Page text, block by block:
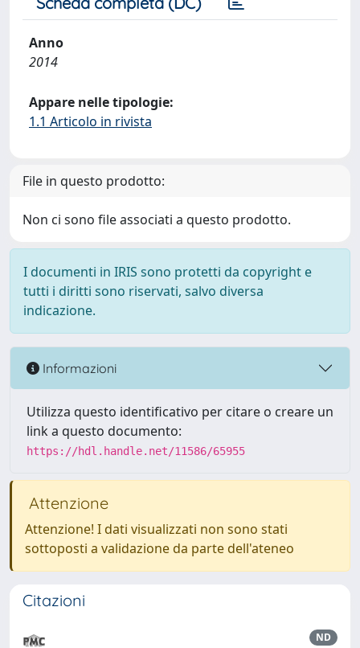
Anno
2014
Appare nelle tipologie:
1.1 Articolo in rivista
File in questo prodotto:
Non ci sono file associati a questo prodotto.
I documenti in IRIS sono protetti da copyright e
tutti i diritti sono riservati, salvo diversa
indicazione.
Informazioni
Utilizza questo identificativo per citare o creare un
link a questo documento:
https://hdl.handle.net/11586/65955
Attenzione
Attenzione! I dati visualizzati non sono stati
sottoposti a validazione da parte dell'ateneo
Citazioni
ND